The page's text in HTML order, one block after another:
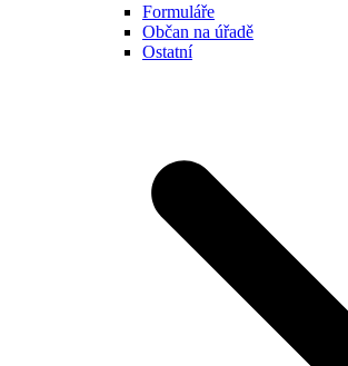
Formuláře
Občan na úřadě
Ostatní